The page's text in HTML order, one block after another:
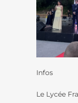
Infos
Le Lycée